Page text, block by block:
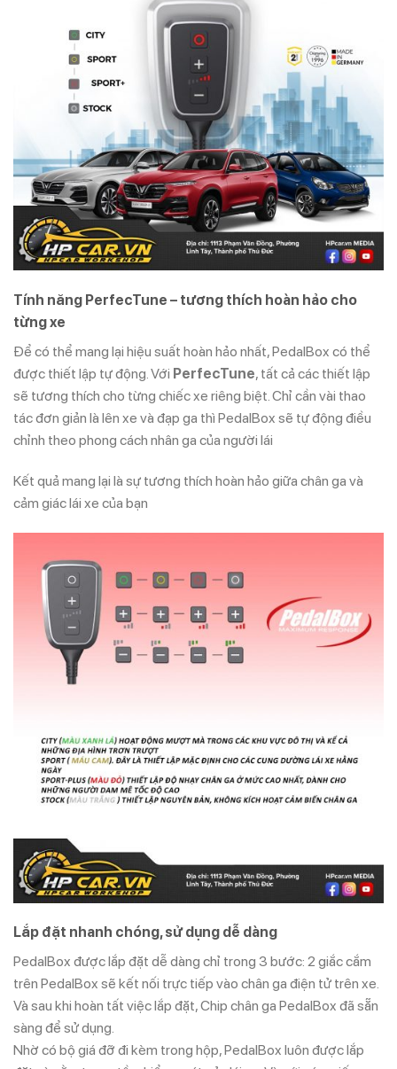
Tính năng PerfecTune – tương thích hoàn hảo cho
từng xe
Để có thể mang lại hiệu suất hoàn hảo nhất, PedalBox có thể
được thiết lập tự động. Với PerfecTune, tất cả các thiết lập
sẽ tương thích cho từng chiếc xe riêng biệt. Chỉ cần vài thao
tác đơn giản là lên xe và đạp ga thì PedalBox sẽ tự động điều
chỉnh theo phong cách nhân ga của người lái
Kết quả mang lại là sự tương thích hoàn hảo giữa chân ga và
cảm giác lái xe của bạn
Lắp đặt nhanh chóng, sử dụng dễ dàng
PedalBox được lắp đặt dễ dàng chỉ trong 3 bước: 2 giắc cắm
trên PedalBox sẽ kết nối trực tiếp vào chân ga điện tử trên xe.
Và sau khi hoàn tất việc lắp đặt, Chip chân ga PedalBox đã sẵn
sàng để sử dụng.
Nhờ có bộ giá đỡ đi kèm trong hộp, PedalBox luôn được lắp